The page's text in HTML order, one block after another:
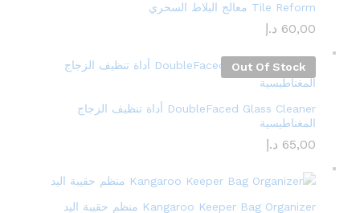
Tile Reform معالج البلاط السحري
60,00 د.إ
Out Of Stock
DoubleFaced Glass Cleaner أداة تنظيف الزجاج
المغناطيسية
65,00 د.إ
Kangaroo Keeper Bag Organizer منظم حقيبة اليد